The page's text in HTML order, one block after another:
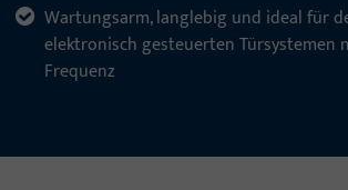
Wartungsarm, langlebig und ideal für
elektronisch gesteuerten Türsystemen
Frequenz